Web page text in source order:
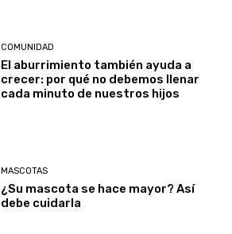
El aburrimiento también ayuda a
crecer: por qué no debemos llenar
cada minuto de nuestros hijos
¿Su mascota se hace mayor? Así
debe cuidarla